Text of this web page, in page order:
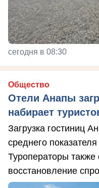
сегодня в 08:30
Общество
Отели Анапы
набирает
Загрузка гостиниц
среднего
Туроператоры
восстановление